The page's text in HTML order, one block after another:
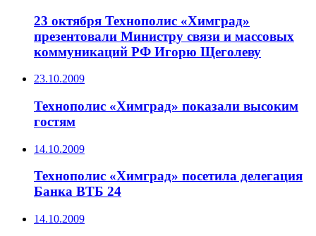
23 октября Технополис «Химград»
презентовали Министру связи и массовых
коммуникаций РФ Игорю Щеголеву
23.10.2009
Технополис «Химград» показали высоким
гостям
14.10.2009
Технополис «Химград» посетила делегация
Банка ВТБ 24
14.10.2009